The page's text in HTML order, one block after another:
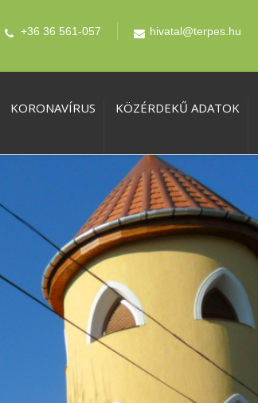
+36 36 561-057 hivatal@terpes.hu
KORONAVÍRUS KÖZÉRDEKŰ ADATOK